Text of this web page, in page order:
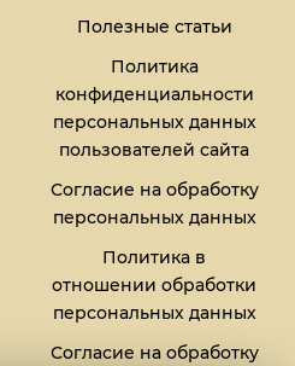
Полезные статьи
Политика
конфиденциальности
персональных данных
пользователей сайта
Согласие на обработку
персональных данных
Политика в
отношении обработки
персональных данных
Согласие на обработку